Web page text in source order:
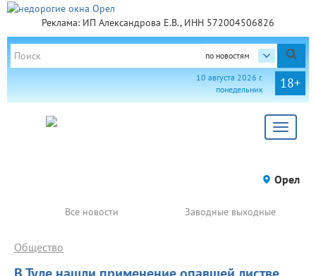
Реклама: ИП Александрова Е.В., ИНН 572004506826
по новостям
18+
10 августа 2026 г.
понедельник
Toggle
Орел
Все новости Заводные выходные
Общество